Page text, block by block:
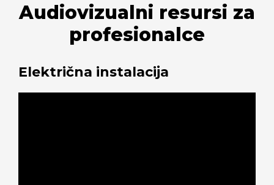
Audiovizualni resursi za
profesionalce
Električna instalacija